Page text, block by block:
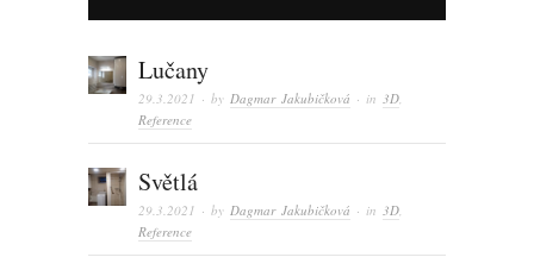
Lučany
29.3.2021 · by Dagmar Jakubičková · in 3D,
Reference
Světlá
29.3.2021 · by Dagmar Jakubičková · in 3D,
Reference